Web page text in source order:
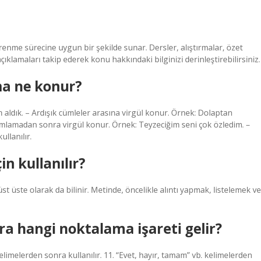
sürecine uygun bir şekilde sunar. Dersler, alıştırmalar, özet
takip ederek konu hakkındaki bilginizi derinleştirebilirsiniz.
ne konur?
– Ardışık cümleler arasına virgül konur. Örnek: Dolaptan
sonra virgül konur. Örnek: Teyzeciğim seni çok özledim. –
kullanılır?
üste olarak da bilinir. Metinde, öncelikle alıntı yapmak, listelemek ve
hangi noktalama işareti gelir?
sonra kullanılır. 11. “Evet, hayır, tamam” vb. kelimelerden